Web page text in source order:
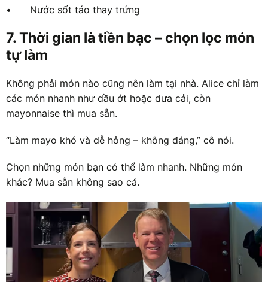
• Nước sốt táo thay trứng
7. Thời gian là tiền bạc – chọn lọc món
tự làm
Không phải món nào cũng nên làm tại nhà. Alice chỉ làm
các món nhanh như dầu ớt hoặc dưa cải, còn
mayonnaise thì mua sẵn.
“Làm mayo khó và dễ hỏng – không đáng,” cô nói.
Chọn những món bạn có thể làm nhanh. Những món
khác? Mua sẵn không sao cả.